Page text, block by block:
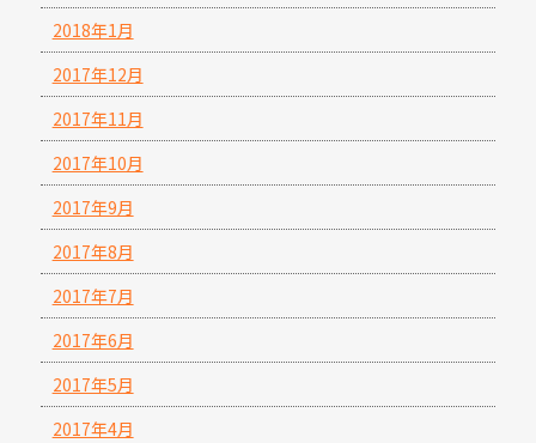
2018年1月
2017年12月
2017年11月
2017年10月
2017年9月
2017年8月
2017年7月
2017年6月
2017年5月
2017年4月